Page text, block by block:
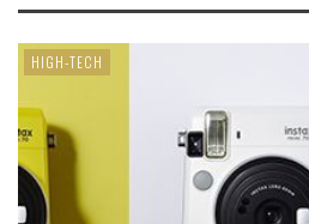
HIGH-TECH